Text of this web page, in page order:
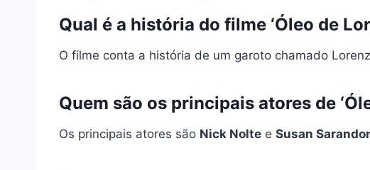
Qual é a história do filme ‘Óleo de
O filme conta a história de um garoto chamado
Quem são os principais atores de
Os principais atores são Nick Nolte e Susan